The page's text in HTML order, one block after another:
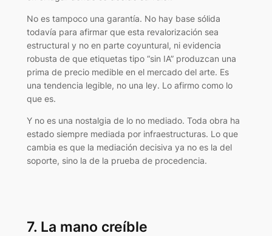
No es tampoco una garantía. No hay base sólida
todavía para afirmar que esta revalorización sea
estructural y no en parte coyuntural, ni evidencia
robusta de que etiquetas tipo “sin IA” produzcan una
prima de precio medible en el mercado del arte. Es
una tendencia legible, no una ley. Lo afirmo como lo
que es.
Y no es una nostalgia de lo no mediado. Toda obra ha
estado siempre mediada por infraestructuras. Lo que
cambia es que la mediación decisiva ya no es la del
soporte, sino la de la prueba de procedencia.
7. La mano creíble